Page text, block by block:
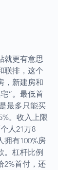
就更有意思
联排，这个
，新建房和
”。最低首
最多只能买
。收入上限
人21万8
拥有100%房
。杠杆比例
2%首付，还